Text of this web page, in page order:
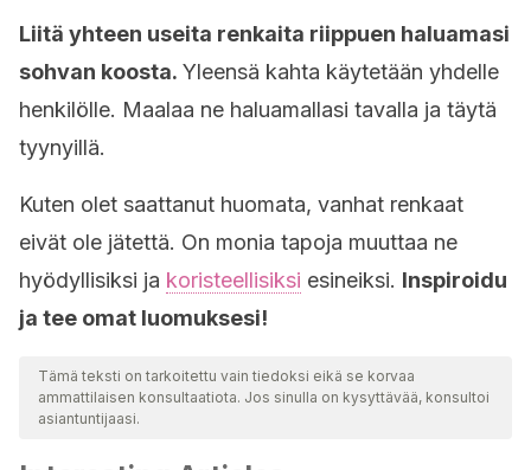
Liitä yhteen useita renkaita riippuen haluamasi
sohvan koosta. Yleensä kahta käytetään yhdelle
henkilölle. Maalaa ne haluamallasi tavalla ja täytä
tyynyillä.
Kuten olet saattanut huomata, vanhat renkaat
eivät ole jätettä. On monia tapoja muuttaa ne
hyödyllisiksi ja koristeellisiksi esineiksi. Inspiroidu
ja tee omat luomuksesi!
Tämä teksti on tarkoitettu vain tiedoksi eikä se korvaa
ammattilaisen konsultaatiota. Jos sinulla on kysyttävää, konsultoi
asiantuntijaasi.